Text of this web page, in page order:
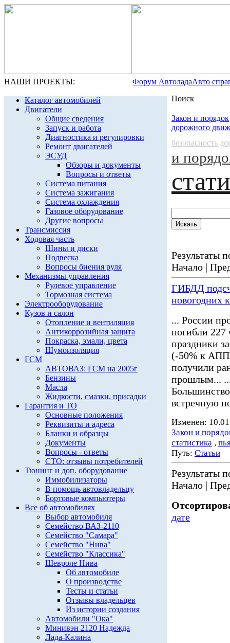
НАШИ ПРОЕКТЫ: Форум АвтоладаАвто
Каталог автомобилей
Двигатели
Общие сведения
Запуск и работа
Диагностика и регулировки
Ремонт двигателей
ЭСУД
Обзоры и документы
Вопросы и ответы
Система питания
Система зажигания
Система охлаждения
Газовое оборудование
Другие вопросы
Трансмиссия
Ходовая часть
Шины и диски
Подвеска
Вопросы биения руля
Механизмы управления
Рулевое управление
Тормозная система
Электрооборудование
Кузов и салон
Отопление и вентиляция
Антикоррозийная защита
Покраска, эмали, цвета
Шумоизоляция
ГСМ
АВТОВАЗ: ГСМ на 2005г
Бензины
Масла
Жидкости, смазки, присадки
Гарантия и ТО
Основные положения
Реквизиты и адреса
Бланки и образцы
Документы
Вопросы - ответы
СТО: отзывы потребителей
Тюнинг и доп. оборудование
Иммобилизаторы
В помощь автовладельцу
Бортовые компьютеры
Все об автомобилях
Выбор автомобиля
Семейство ВАЗ-2110
Семейство "Самара"
Семейство "Нива"
Семейство "Классика"
Шевроле Нива
Об автомобиле
О производстве
Тесты и статьи
Отзывы владельцев
Из истории создания
Автомобили "Ока"
Минивэн 2120 Надежда
Лада-Калина
Поиск
Закон и порядок
дорожного
безопасность
и
Результаты
Начало |
ГИБДД
новогодних
... России
погибли 227
праздники
(-50% к
получили
прошлым... ...
встречную
Изменен:
Закон и
статистика ,
Путь: Статьи
Результаты
Начало |
дате